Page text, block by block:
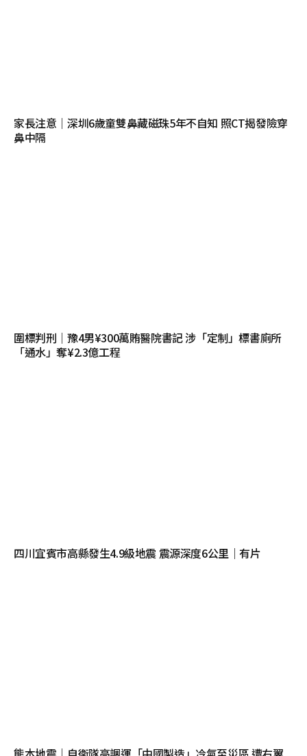
家長注意｜深圳6歲童雙鼻藏磁珠5年不自知 照CT揭發險穿
鼻中隔
圍標判刑｜豫4男¥300萬賄醫院書記 涉「定制」標書廁所
「通水」奪¥2.3億工程
四川宜賓市高縣發生4.9級地震 震源深度6公里｜有片